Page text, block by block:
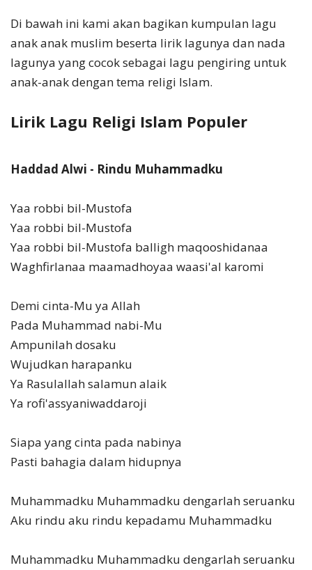
Di bawah ini kami akan bagikan kumpulan lagu
anak anak muslim beserta lirik lagunya dan nada
lagunya yang cocok sebagai lagu pengiring untuk
anak-anak dengan tema religi Islam.
Lirik Lagu Religi Islam Populer
Haddad Alwi - Rindu Muhammadku
Yaa robbi bil-Mustofa
Yaa robbi bil-Mustofa
Yaa robbi bil-Mustofa balligh maqooshidanaa
Waghfirlanaa maamadhoyaa waasi'al karomi
Demi cinta-Mu ya Allah
Pada Muhammad nabi-Mu
Ampunilah dosaku
Wujudkan harapanku
Ya Rasulallah salamun alaik
Ya rofi'assyaniwaddaroji
Siapa yang cinta pada nabinya
Pasti bahagia dalam hidupnya
Muhammadku Muhammadku dengarlah seruanku
Aku rindu aku rindu kepadamu Muhammadku
Muhammadku Muhammadku dengarlah seruanku